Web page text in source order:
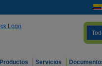
Productos Servicios